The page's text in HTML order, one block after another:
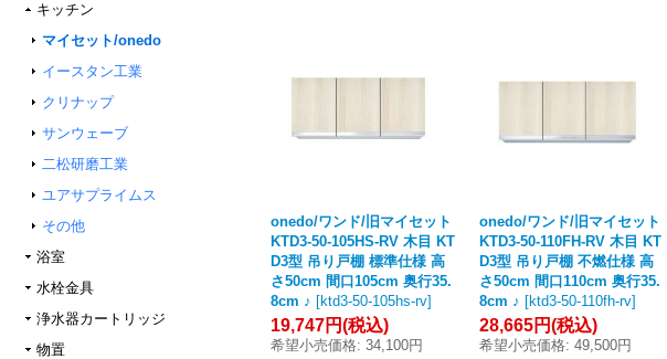
キッチン
マイセット/onedo
イースタン工業
クリナップ
サンウェーブ
二松研磨工業
ユアサプライムス
その他
浴室
水栓金具
浄水器カートリッジ
物置
onedo/ワンド/旧マイセット
KTD3-50-105HS-RV 木目 KT
D3型 吊り戸棚 標準仕様 高
さ50cm 間口105cm 奥行35.
8cm ♪ [ktd3-50-105hs-rv]
19,747円(税込)
希望小売価格: 34,100円
onedo/ワンド/旧マイセット
KTD3-50-110FH-RV 木目 KT
D3型 吊り戸棚 不燃仕様 高
さ50cm 間口110cm 奥行35.
8cm ♪ [ktd3-50-110fh-rv]
28,665円(税込)
希望小売価格: 49,500円